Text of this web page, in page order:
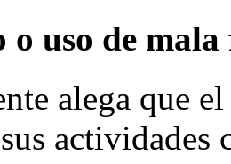
o uso de mala
alega que
actividades